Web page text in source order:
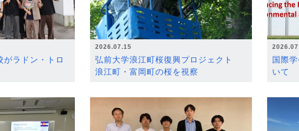
がラドン・トロ
2026.07.15
弘前大学浪江町桜復興プロジェクト
浪江町・富岡町の桜を視察
国際
いて